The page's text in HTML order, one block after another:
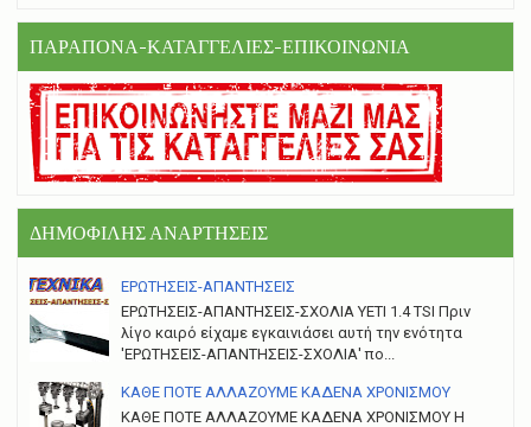
ΠΑΡΑΠΟΝΑ-ΚΑΤΑΓΓΕΛΙΕΣ-ΕΠΙΚΟΙΝΩΝΙΑ
ΔΗΜΟΦΙΛΗΣ ΑΝΑΡΤΗΣΕΙΣ
ΕΡΩΤΗΣΕΙΣ-ΑΠΑΝΤΗΣΕΙΣ
ΕΡΩΤΗΣΕΙΣ-ΑΠΑΝΤΗΣΕΙΣ-ΣΧΟΛΙΑ YETI 1.4 TSI Πριν
λίγο καιρό είχαμε εγκαινιάσει αυτή την ενότητα
'ΕΡΩΤΗΣΕΙΣ-ΑΠΑΝΤΗΣΕΙΣ-ΣΧΟΛΙΑ' πο...
ΚΑΘΕ ΠΟΤΕ ΑΛΛΑΖΟΥΜΕ ΚΑΔΕΝΑ ΧΡΟΝΙΣΜΟΥ
ΚΑΘΕ ΠΟΤΕ ΑΛΛΑΖΟΥΜΕ ΚΑΔΕΝΑ ΧΡΟΝΙΣΜΟΥ Η